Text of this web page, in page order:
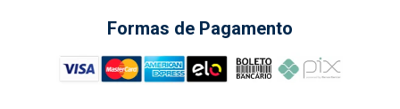
Formas de Pagamento